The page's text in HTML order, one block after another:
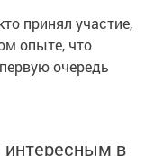
принял участие,
опыте, что
очередь
в